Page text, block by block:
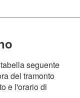
seguente
del tramonto
e l'orario di